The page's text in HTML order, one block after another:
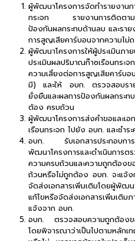
ผู้พัฒนาโครงการจัดทำรายงาน
กระจก รายงานการติดตามป
ป้องกันผลกระทบด้านลบ และรา
การสูญเสียคาร์บอนจากความไม่
ผู้พัฒนาโครงการให้ผู้ประเมิน
ประเมินผลปริมาณก๊าซเรือนกร
ความเสี่ยงต่อการสูญเสียคาร์บ
มี) และให้ อบก. ตรวจสอบราย
ยั่งยืนและผลการป้องกันผลกระท
ต้อง ครบถ้วน
ผู้พัฒนาโครงการส่งคำขอและเอ
เรือนกระจก ไปยัง อบก. และชำร
อบก. รับเอกสารประกอบการ
พัฒนาโครงการและดำเนินการต
ความครบถ้วนและความถูกต้อ
ถ้วนหรือไม่ถูกต้อง อบก. จะแจ้
จัดส่งเอกสารเพิ่มเติมโดยผู้พั
แก้ไขหรือจัดส่งเอกสารเพิ่มเติ
แจ้งจาก อบก.
อบก. ตรวจสอบความถูกต้องขอ
โดยพิจารณาว่าเป็นไปตามหลักเ